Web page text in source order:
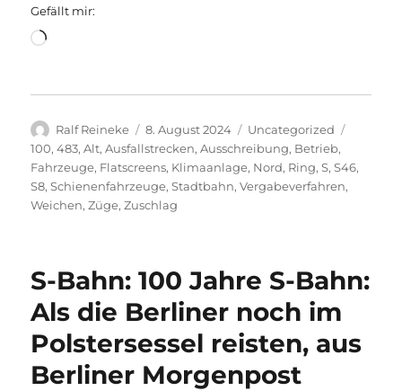
Gefällt mir:
Wird
Autor
Ralf Reineke
Veröffentlicht
am
8. August 2024 Kategorien
Uncategorized
100,483,Alt,Ausfallstrecken,Ausschreibung, Betrieb,
Fahrzeuge, Flatscreens, Klimaanlage, Nord, Ring,S,S46,
S8,Schienenfahrzeuge,Stadtbahn,Vergabeverfahren,
Weichen,Züge,Zuschlag
S-Bahn: 100 Jahre S-Bahn:
Als die Berliner noch im
Polstersessel reisten, aus
Berliner Morgenpost